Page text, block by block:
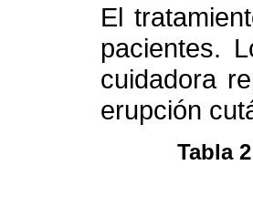
El
pacientes.
cuidadora
erupción
Tabla